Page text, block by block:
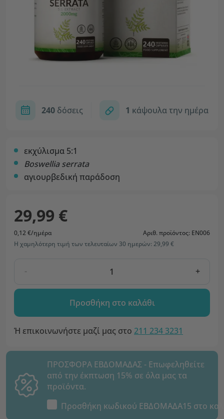
240 δόσεις 1 κάψουλα την ημέρα
εκχύλισμα 5:1
Boswellia serrata
αγιουρβεδική παράδοση
29,99 €
0,12 €/ημέρα
Αριθ. προϊόντος: EN006
Η χαμηλότερη τιμή των τελευταίων 30 ημερών: 29,99 €
- +
Προσθήκη στο καλάθι
Ή επικοινωνήστε μαζί μας στο 211 234 3231
ΠΡΟΣΦΟΡΑ ΕΒΔΟΜΑΔΑΣ - Επωφεληθείτε
από την έκπτωση 15% σε όλα μας τα
προϊόντα.
Προσθήκη κωδικού ΕΒΔΟΜΑΔΑ15 στο